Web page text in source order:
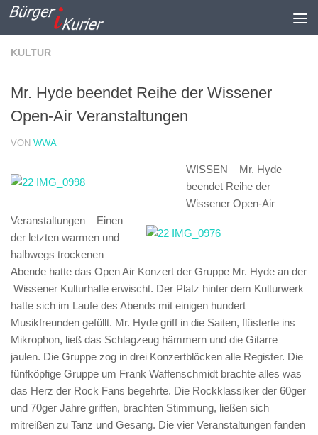
Zum Inhalt springen
KULTUR
Mr. Hyde beendet Reihe der Wissener
Open-Air Veranstaltungen
VON WWA
WISSEN – Mr. Hyde
beendet Reihe der
Wissener Open-Air
Veranstaltungen – Einen
der letzten warmen und
halbwegs trockenen
Abende hatte das Open Air Konzert der Gruppe Mr. Hyde an der
Wissener Kulturhalle erwischt. Der Platz hinter dem Kulturwerk
hatte sich im Laufe des Abends mit einigen hundert
Musikfreunden gefüllt. Mr. Hyde griff in die Saiten, flüsterte ins
Mikrophon, ließ das Schlagzeug hämmern und die Gitarre
jaulen. Die Gruppe zog in drei Konzertblöcken alle Register. Die
fünfköpfige Gruppe um Frank Waffenschmidt brachte alles was
das Herz der Rock Fans begehrte. Die Rockklassiker der 60ger
und 70ger Jahre griffen, brachten Stimmung, ließen sich
mitreißen zu Tanz und Gesang. Die vier Veranstaltungen fanden